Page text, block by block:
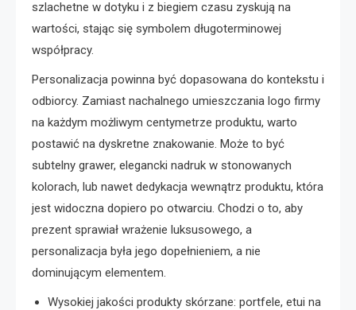
szlachetne w dotyku i z biegiem czasu zyskują na
wartości, stając się symbolem długoterminowej
współpracy.
Personalizacja powinna być dopasowana do kontekstu i
odbiorcy. Zamiast nachalnego umieszczania logo firmy
na każdym możliwym centymetrze produktu, warto
postawić na dyskretne znakowanie. Może to być
subtelny grawer, elegancki nadruk w stonowanych
kolorach, lub nawet dedykacja wewnątrz produktu, która
jest widoczna dopiero po otwarciu. Chodzi o to, aby
prezent sprawiał wrażenie luksusowego, a
personalizacja była jego dopełnieniem, a nie
dominującym elementem.
Wysokiej jakości produkty skórzane: portfele, etui na